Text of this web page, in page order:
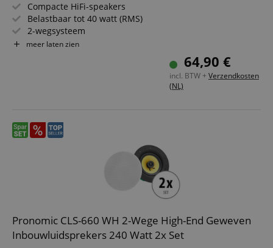
Compacte HiFi-speakers
Belastbaar tot 40 watt (RMS)
2-wegsysteem
6,5" woofer + 0,5" tweeter
meer laten zien
64,90 €
incl. BTW + Verzendkosten
(NL)
Pronomic CLS-660 WH 2-Wege High-End Geweven
Inbouwluidsprekers 240 Watt 2x Set